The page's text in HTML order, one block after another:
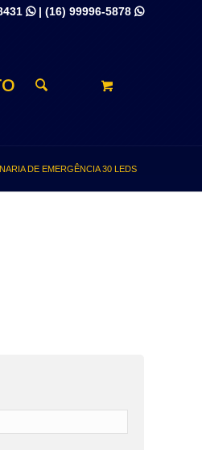
| (16) 99996-5878 
DE EMERGÊNCIA 30 LEDS